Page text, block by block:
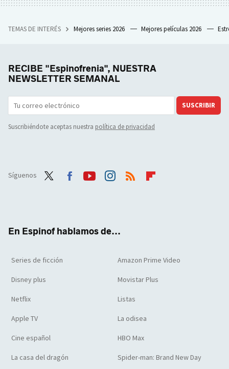
TEMAS DE INTERÉS Mejores series 2026 Mejores películas 2026
RECIBE "Espinofrenia", NUESTRA
NEWSLETTER SEMANAL
SUSCRIBIR
Suscribiéndote aceptas nuestra política de privacidad
Síguenos
En Espinof hablamos de...
Series de ficción Amazon Prime Video
Disney plus Movistar Plus
Netflix Listas
Apple TV La odisea
Cine español HBO Max
La casa del dragón Spider-man: Brand New Day